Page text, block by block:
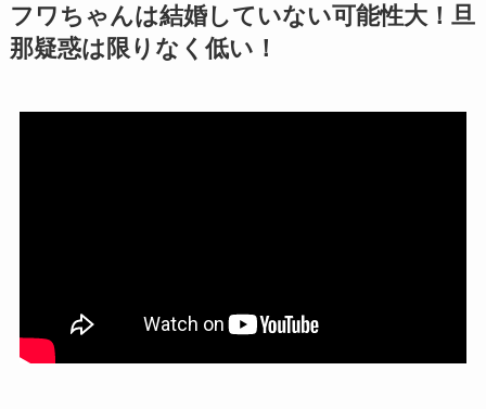
フワちゃんは結婚していない可能性大！旦
那疑惑は限りなく低い！